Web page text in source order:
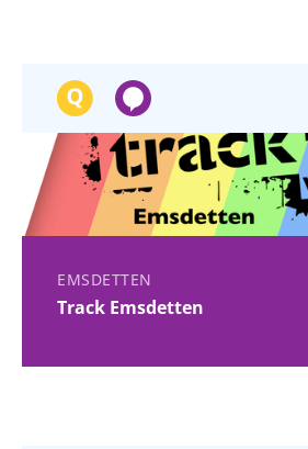
EMSDETTEN
Track Emsdetten